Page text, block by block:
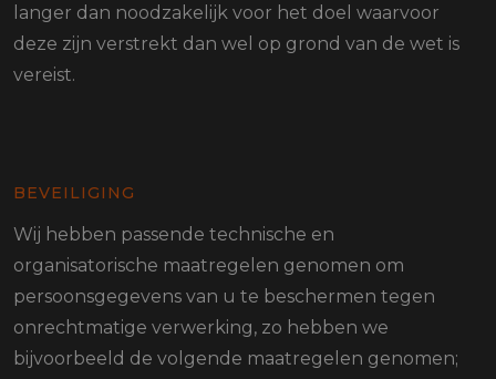
langer dan noodzakelijk voor het doel waarvoor
deze zijn verstrekt dan wel op grond van de wet is
vereist.
BEVEILIGING
Wij hebben passende technische en
organisatorische maatregelen genomen om
persoonsgegevens van u te beschermen tegen
onrechtmatige verwerking, zo hebben we
bijvoorbeeld de volgende maatregelen genomen;